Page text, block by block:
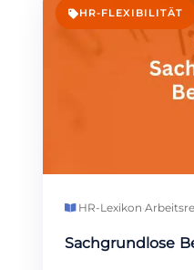
HR-FLEXIBILITÄT
HR-Lexikon·
Sachgrundlose